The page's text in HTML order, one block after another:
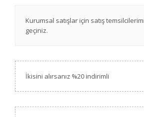
Kurumsal satışlar için satış
geçiniz.
İkisini alırsanız %20 indirimli